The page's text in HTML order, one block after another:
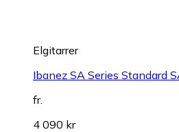
Elgitarrer
Ibanez SA Series Standard
fr.
4 090 kr